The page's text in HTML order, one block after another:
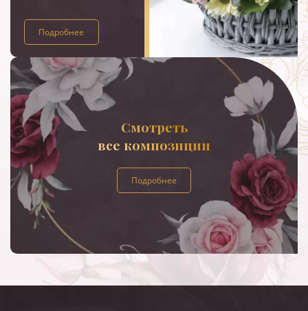
Подробнее
Смотреть
все композиции
Подробнее